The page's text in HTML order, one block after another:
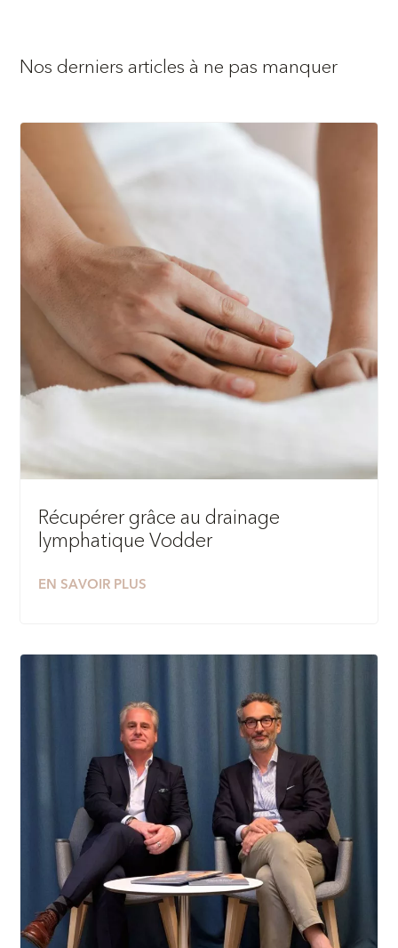
Nos derniers articles à ne pas manquer
Récupérer grâce au drainage
lymphatique Vodder
EN SAVOIR PLUS